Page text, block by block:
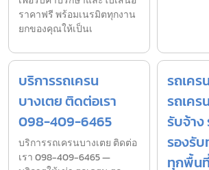
ราคาฟรี พร้อมเนรมิตทุกงาน
ยกของคุณให้เป็นเ
บริการรถเครน
บางเตย ติดต่อเรา
098-409-6465
บริการรถเครนบางเตย ติดต่อ
เรา 098-409-6465 —
รถเคร
รถเคร
รับจ้าง
รองรับ
ทุกพื้น